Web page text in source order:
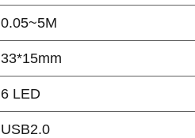
0.05~5M
33*15mm
6 LED
USB2.0